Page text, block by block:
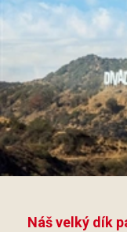
Náš velký dík